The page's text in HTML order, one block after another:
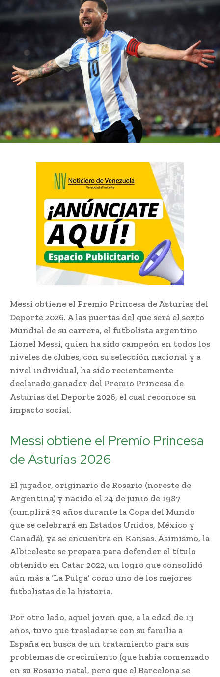
Messi obtiene el Premio Princesa de Asturias del
Deporte 2026. A las puertas del que será el sexto
Mundial de su carrera, el futbolista argentino
Lionel Messi, quien ha sido campeón en todos los
niveles de clubes, con su selección nacional y a
nivel individual, ha sido recientemente
declarado ganador del Premio Princesa de
Asturias del Deporte 2026, el cual reconoce su
impacto social.
Messi obtiene el Premio Princesa
de Asturias 2026
El jugador, originario de Rosario (noreste de
Argentina) y nacido el 24 de junio de 1987
(cumplirá 39 años durante la Copa del Mundo
que se celebrará en Estados Unidos, México y
Canadá), ya se encuentra en Kansas. Asimismo, la
Albiceleste se prepara para defender el título
obtenido en Catar 2022, un logro que consolidó
aún más a ‘La Pulga’ como uno de los mejores
futbolistas de la historia.
Por otro lado, aquel joven que, a la edad de 13
años, tuvo que trasladarse con su familia a
España en busca de un tratamiento para sus
problemas de crecimiento (que había comenzado
en su Rosario natal, pero que el Barcelona se